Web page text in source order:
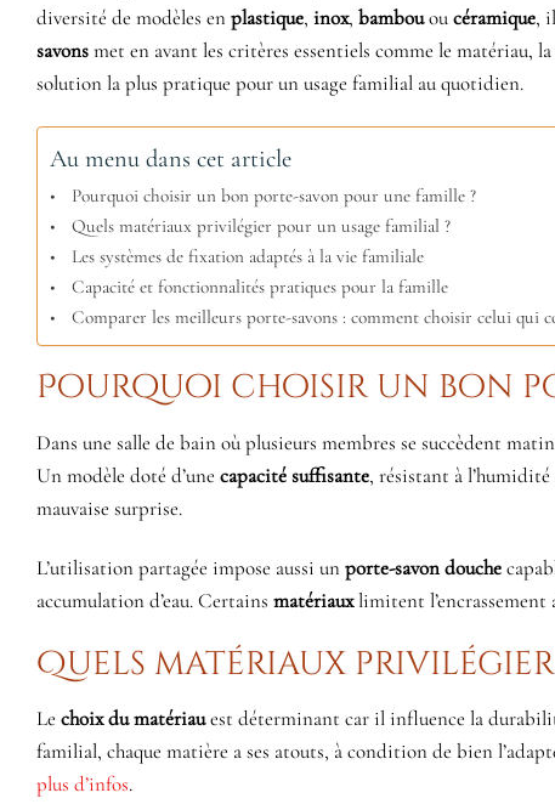
diversité de modèles en plastique, inox, bambououcéramique,
savonsmet en avant les critères essentiels comme le matériau,
solution la plus pratique pour un usage familial au quotidien.
Au menu dans cet article
Pourquoi choisir un bon porte-savon pour une famille ?
Quels matériaux privilégier pour un usage familial ?
Les systèmes de fixation adaptés à la vie familiale
Capacité et fonctionnalités pratiques pour la famille
Comparer les meilleurs porte-savons : comment choisir celui qui
Pourquoi choisir un bon
Dans une salle de bain où plusieurs membres se succèdent
Un modèle doté d’une capacité suffisante, résistant à
mauvaise surprise.
L’utilisation partagée impose aussi un porte-savon douche
accumulation d’eau. Certains matériauxlimitent l’encrassement
Quels matériaux
Le choix du matériauest déterminant car il influence la
familial, chaque matière a ses atouts, à condition de bien
plus d’infos.